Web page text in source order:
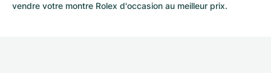
vendre votre montre Rolex d'occasion au meilleur prix.